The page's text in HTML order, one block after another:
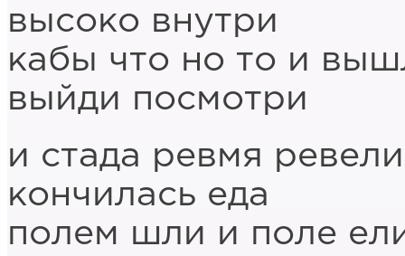
высоко внутри
кабы что но то и
выйди посмотри
и стада ревмя ревели
кончилась еда
полем шли и поле